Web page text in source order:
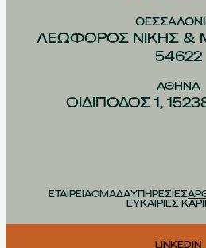
ΛΕΩΦOΡΟΣ ΝIΚΗΣ &
54622
ΑΘHΝΑ
ΟΙΔIΠΟΔΟΣ 1,
ΕΤΑΙΡΕΙΑΟΜΑΔΑΥΠΗΡΕΣΙΕΣ
ΕΥΚΑΙΡΙΕΣ
LINKEDIN